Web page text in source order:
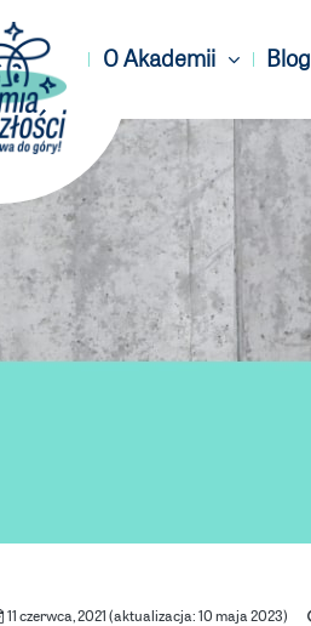
O Akademii Blog
11 czerwca, 2021 (aktualizacja: 10 maja 2023)